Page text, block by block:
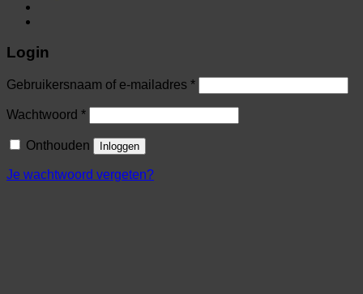
Login
Gebruikersnaam of e-mailadres *
Wachtwoord *
Onthouden Inloggen
Je wachtwoord vergeten?